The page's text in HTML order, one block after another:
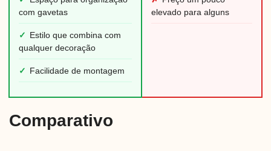
com gavetas
✓
Estilo que combina com
qualquer decoração
✓ Facilidade de montagem
elevado para alguns
Comparativo